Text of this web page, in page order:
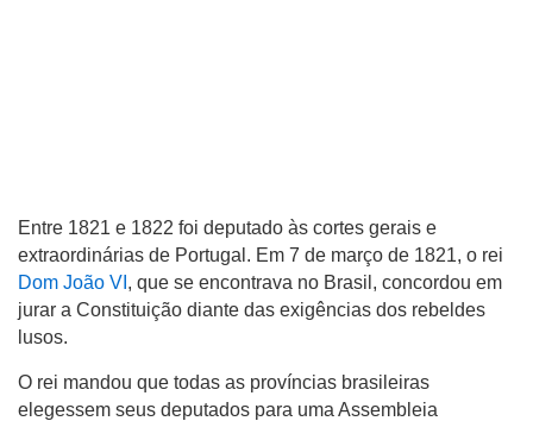
Entre 1821 e 1822 foi deputado às cortes gerais e
extraordinárias de Portugal. Em 7 de março de 1821, o rei
Dom João VI , que se encontrava no Brasil, concordou em
jurar a Constituição diante das exigências dos rebeldes
lusos.
O rei mandou que todas as províncias brasileiras
elegessem seus deputados para uma Assembleia